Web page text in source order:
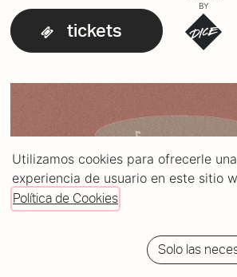
tickets
BY
Utilizamos cookies para ofrecerle
experiencia de usuario en este sitio
Política de Cookies
Solo las